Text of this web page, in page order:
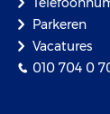
Parkeren
Vacatures
010 704 0